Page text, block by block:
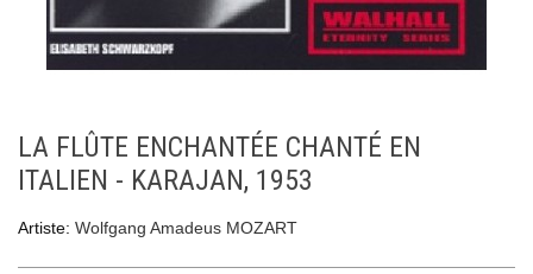
LA FLÛTE ENCHANTÉE CHANTÉ EN
ITALIEN - KARAJAN, 1953
Artiste: Wolfgang Amadeus MOZART